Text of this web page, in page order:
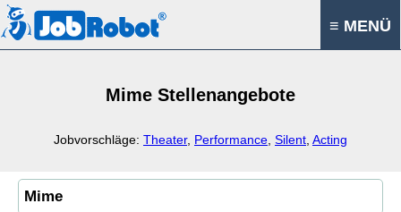
≡ MENÜ
Mime Stellenangebote
Jobvorschläge: Theater, Performance Silent Acting